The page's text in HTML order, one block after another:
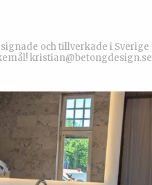
och tillverkade i Sverige
kristian@betongdesign.se